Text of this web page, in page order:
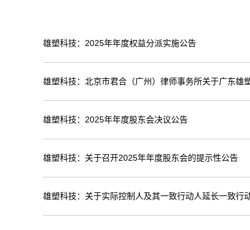
雄塑科技：2025年年度权益分派实施公告
雄塑科技：北京市君合（广州）律师事务所关于广东
雄塑科技：2025年年度股东会决议公告
雄塑科技：关于召开2025年年度股东会的提示性公告
雄塑科技：关于实际控制人及其一致行动人延长一致行